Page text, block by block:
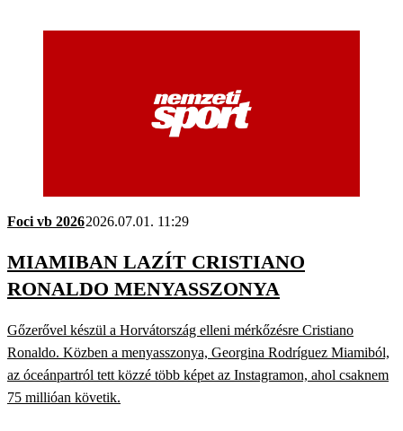
Foci vb 20262026.07.01. 11:29
MIAMIBAN LAZÍT CRISTIANO
RONALDO MENYASSZONYA
Gőzerővel készül a Horvátország elleni mérkőzésre Cristiano
Ronaldo. Közben a menyasszonya, Georgina Rodríguez Miamiból,
az óceánpartról tett közzé több képet az Instagramon, ahol csaknem
75 millióan követik.